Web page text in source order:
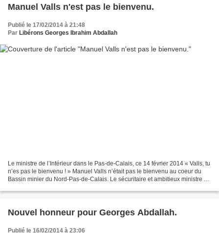
Manuel Valls n'est pas le bienvenu.
Publié le 17/02/2014 à 21:48
Par Libérons Georges Ibrahim Abdallah
Le ministre de l’Intérieur dans le Pas-de-Calais, ce 14 février 2014 « Valls, tu
n’es pas le bienvenu ! » Manuel Valls n’était pas le bienvenu au coeur du
Bassin minier du Nord-Pas-de-Calais. Le sécuritaire et ambitieux ministre «
Nouvel honneur pour Georges Abdallah.
Publié le 16/02/2014 à 23:06